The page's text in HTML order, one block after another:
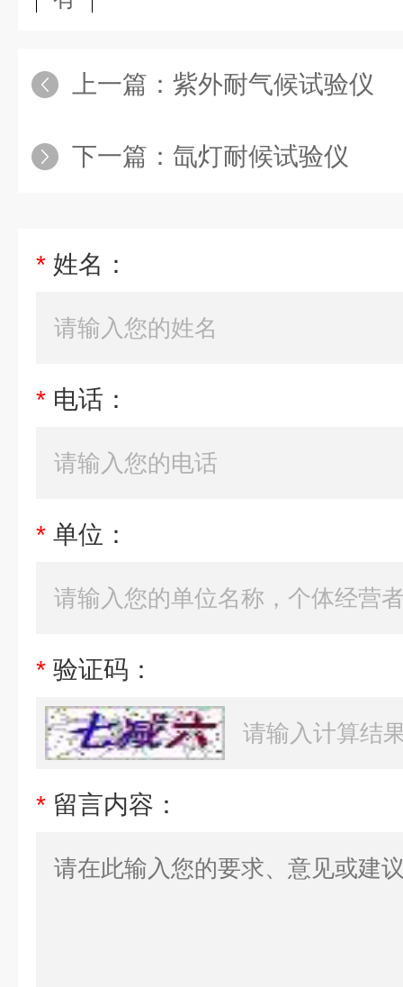
寸
外
空
1200×2063×1550
噪
75db以内（离机台正面1米
最
大
率
27.5KW
大
电
33A
上一篇： 紫外耐气候试验仪
下一篇： 氙灯耐候试验仪
* 姓名：
* 电话：
* 单位：
* 验证码：
* 留言内容：